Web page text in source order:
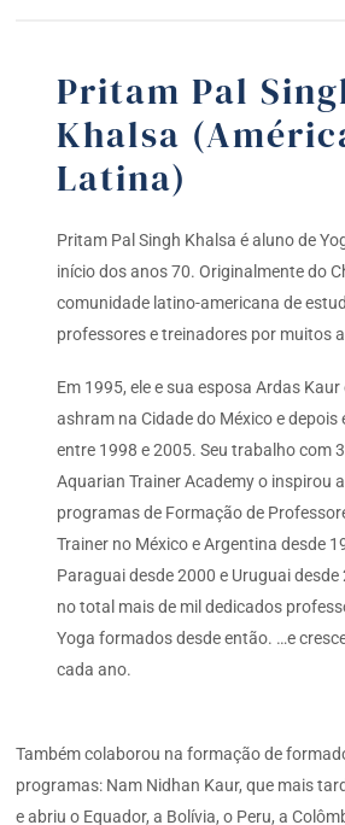
Pritam Pal
Khalsa
Latina)
Pritam Pal Singh Khalsa é aluno de
início dos anos 70. Originalmente do
comunidade latino-americana de
professores e treinadores por muitos
Em 1995, ele e sua esposa Ardas
ashram na Cidade do México e depois
entre 1998 e 2005. Seu trabalho com
Aquarian Trainer Academy o inspirou
programas de Formação de
Trainer no México e Argentina desde
Paraguai desde 2000 e Uruguai
no total mais de mil dedicados
Yoga formados desde então. …e
cada ano.
Também colaborou na formação de
programas: Nam Nidhan Kaur, que mais
e abriu o Equador, a Bolívia, o Peru, a